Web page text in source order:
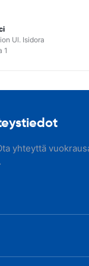
Ul. Isidora
1
yhteyttä